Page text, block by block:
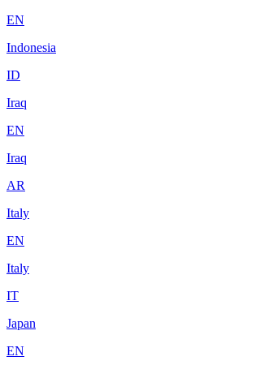
EN
Indonesia
ID
Iraq
EN
Iraq
AR
Italy
EN
Italy
IT
Japan
EN